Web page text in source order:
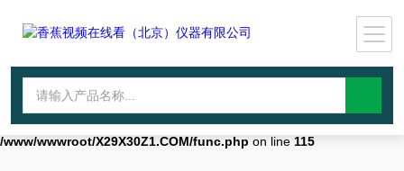
Warning: mkdir(): No space left on device in
file_put_contents(./cachefile_yuan/qhdybl.com/cache/fb/b826c/
failed to open stream: No such file or directory in
/www/wwwroot/X29X30Z1.COM/func.php on line 115